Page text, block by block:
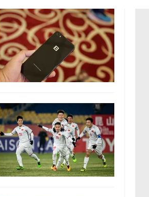
Video
Shorts video
Podcast
EMagazine
Photo
Infographic
Góc ảnh
Công nghệ